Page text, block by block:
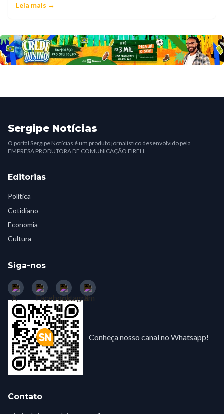
Leia mais →
Sergipe Notícias
O portal Sergipe Notícias é um produto jornalístico desenvolvido pela
EMPRESA PRODUTORA DE COMUNICAÇÃO EIRELI
Editorias
Política
Cotidiano
Economia
Cultura
Siga-nos
Conheça nosso canal no Whatsapp!
Contato